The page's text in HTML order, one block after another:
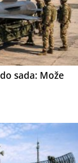
sada: Može